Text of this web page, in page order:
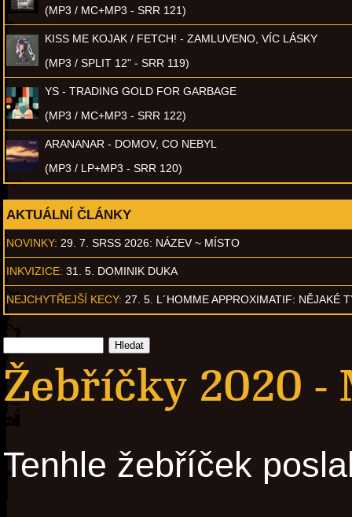
(MP3 / MC+MP3 - SRR 121)
KISS ME KOJAK / FETCH! - ZAMLUVENO, VÍC LÁSKY
(MP3 / SPLIT 12" - SRR 119)
YS - TRADING GOLD FOR GARBAGE
(MP3 / MC+MP3 - SRR 122)
ARANANAR - DOMOV, CO NEBYL
(MP3 / LP+MP3 - SRR 120)
AKTUÁLNÍ ČLÁNKY
NOVINKY: 29. 7. SRSS 2026: NÁZEV ~ MÍSTO
INKVIZICE: 31. 5. DOMINIK DUKA
NEJCHYTŘEJŠÍ KECY: 27. 5. L´HOMME APPROXIMATIF: NĚJAKÉ
Žebříčky 2020 -
Tenhle žebříček